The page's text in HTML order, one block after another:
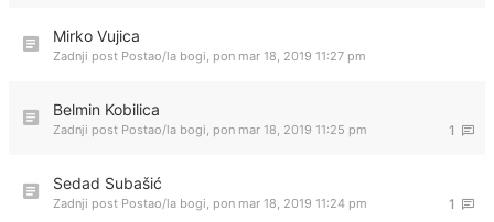
Mirko Vujica
Zadnji post Postao/la bogi, pon mar 18, 2019 11:27 pm
Belmin Kobilica
1
Zadnji post Postao/la bogi, pon mar 18, 2019 11:25 pm
Sedad Subašić
1
Zadnji post Postao/la bogi, pon mar 18, 2019 11:24 pm